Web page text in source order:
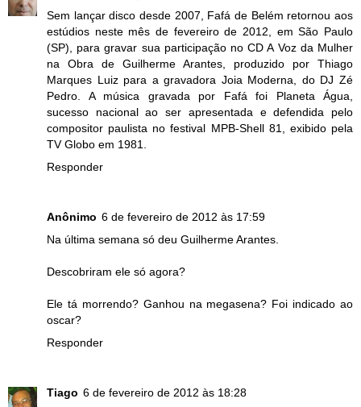
Sem lançar disco desde 2007, Fafá de Belém retornou aos
estúdios neste mês de fevereiro de 2012, em São Paulo
(SP), para gravar sua participação no CD A Voz da Mulher
na Obra de Guilherme Arantes, produzido por Thiago
Marques Luiz para a gravadora Joia Moderna, do DJ Zé
Pedro. A música gravada por Fafá foi Planeta Água,
sucesso nacional ao ser apresentada e defendida pelo
compositor paulista no festival MPB-Shell 81, exibido pela
TV Globo em 1981.
Responder
Anônimo 6 de fevereiro de 2012 às 17:59
Na última semana só deu Guilherme Arantes.
Descobriram ele só agora?
Ele tá morrendo? Ganhou na megasena? Foi indicado ao
oscar?
Responder
Tiago 6 de fevereiro de 2012 às 18:28